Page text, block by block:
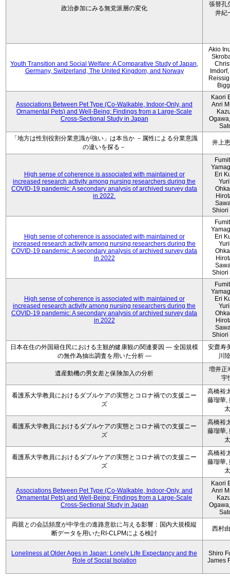
政治参加にみる無党派層の変化
張替孔
井紀
Youth Transition and Social Welfare: A Comparative Study of Japan,
Germany, Switzerland, The United Kingdom, and Norway
Akio
Associations Between Pet Type (Co-Walkable, Indoor-Only, and
Ornamental Pets) and Well-Being: Findings from a Large-Scale
Cross-Sectional Study in Japan
Kaori
Anri
「地方は性別役割分業意識が強い」は本当か －属性による分業意識
の違いを探る－
井上
High sense of coherence is associated with maintained or
increased research activity among nursing researchers during the
COVID-19 pandemic: A secondary analysis of archived survey data
in 2022.
Eri
Shiori
High sense of coherence is associated with maintained or
increased research activity among nursing researchers during the
COVID-19 pandemic: A secondary analysis of archived survey data
in 2022
Eri
Shiori
High sense of coherence is associated with maintained or
increased research activity among nursing researchers during the
COVID-19 pandemic: A secondary analysis of archived survey data
in 2022
Eri
Shiori
日本在住の外国籍住民における主観的健康観の関連要因 ― 全国規模
の無作為抽出調査を用いた分析 ―
安齋寿
川
遺産動機の男女差と保険加入の分析
増井正
宇
看護系大学教員におけるダブルケアの実態とコロナ禍での支援ニー
ズ
高橋裕
藤瑠華,
太
看護系大学教員におけるダブルケアの実態とコロナ禍での支援ニー
ズ
高橋裕
藤瑠華,
太
看護系大学教員におけるダブルケアの実態とコロナ禍での支援ニー
ズ
高橋裕
藤瑠華,
太
Associations Between Pet Type (Co-Walkable, Indoor-Only, and
Ornamental Pets) and Well-Being: Findings from a Large-Scale
Cross-Sectional Study in Japan
Kaori
Anri
両親との会話頻度が中学生の進路意欲に与える影響：国内大規模縦
断データを用いたRI-CLPMによる検討
西村
Loneliness at Older Ages in Japan: Lonely Life Expectancy and the
Role of Social Isolation
Shiro
James